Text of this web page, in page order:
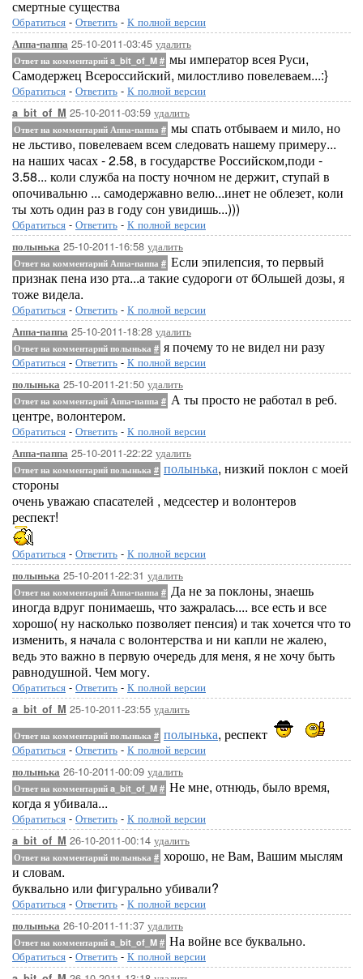
смертные существа
Обратиться - Ответить - К полной версии
Аппа-паппа 25-10-2011-03:45 удалить
Ответ на комментарий a_bit_of_M # мы император всея Руси,
Самодержец Всероссийский, милостливо повелеваем...:}
Обратиться - Ответить - К полной версии
a_bit_of_M 25-10-2011-03:59 удалить
Ответ на комментарий Аппа-паппа # мы спать отбываем и мило, но
не льстиво, повелеваем всем следовать нашему примеру...
на наших часах - 2.58, в государстве Российском,поди -
3.58... коли служба на посту ночном не держит, ступай в
опочивальню ... самодержавно велю...инет не облезет, коли
ты хоть один раз в году сон увидишь...)))
Обратиться - Ответить - К полной версии
полынька 25-10-2011-16:58 удалить
Ответ на комментарий Аппа-паппа # Если эпилепсия, то первый
признак пена изо рта...а такие судороги от бОльшей дозы, я
тоже видела.
Обратиться - Ответить - К полной версии
Аппа-паппа 25-10-2011-18:28 удалить
Ответ на комментарий полынька # я почему то не видел ни разу
Обратиться - Ответить - К полной версии
полынька 25-10-2011-21:50 удалить
Ответ на комментарий Аппа-паппа # А ты просто не работал в реб.
центре, волонтером.
Обратиться - Ответить - К полной версии
Аппа-паппа 25-10-2011-22:22 удалить
Ответ на комментарий полынька # полынька, низкий поклон с моей
стороны
очень уважаю спасателей , медсестер и волонтеров
респект!
Обратиться - Ответить - К полной версии
полынька 25-10-2011-22:31 удалить
Ответ на комментарий Аппа-паппа # Да не за поклоны, знаешь
иногда вдруг понимаешь, что зажралась.... все есть и все
хорошо( ну насколько позволяет пенсия) и так хочется что то
изменить, я начала с волонтерства и ни капли не жалею,
ведь это важно в первую очередь для меня, я не хочу быть
равнодушной. Чем могу.
Обратиться - Ответить - К полной версии
a_bit_of_M 25-10-2011-23:55 удалить
Ответ на комментарий полынька # полынька, респект
Обратиться - Ответить - К полной версии
полынька 26-10-2011-00:09 удалить
Ответ на комментарий a_bit_of_M # Не мне, отнюдь, было время,
когда я убивала...
Обратиться - Ответить - К полной версии
a_bit_of_M 26-10-2011-00:14 удалить
Ответ на комментарий полынька # хорошо, не Вам, Вашим мыслям
и словам.
буквально или фигурально убивали?
Обратиться - Ответить - К полной версии
полынька 26-10-2011-11:37 удалить
Ответ на комментарий a_bit_of_M # На войне все буквально.
Обратиться - Ответить - К полной версии